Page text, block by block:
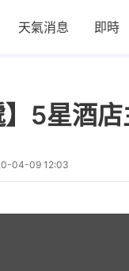
天氣消息 即時
】5星酒
04-09 12:03